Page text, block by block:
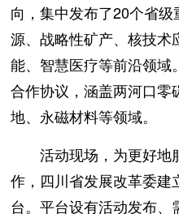
向，集中发布了20个省
源、战略性矿产、核技术
能、智慧医疗等前沿领
合作协议，涵盖两河口零
地、永磁材料等领域。
活动现场，为更好地
作，四川省发展改革委建
台。平台设有活动发布、